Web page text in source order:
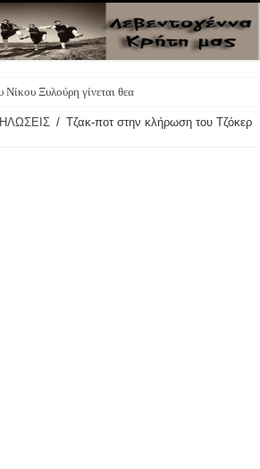
Ξυλούρη γίνεται θεατρική πα
/ Τζακ-ποτ στην κλήρωση του Τζόκερ